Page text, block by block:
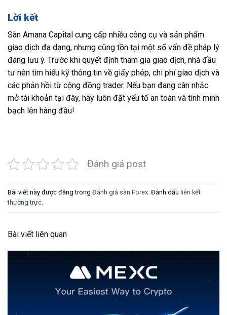
Lời kết
Sàn Amana Capital cung cấp nhiều công cụ và sản phẩm
giao dịch đa dạng, nhưng cũng tồn tại một số vấn đề pháp lý
đáng lưu ý. Trước khi quyết định tham gia giao dịch, nhà đầu
tư nên tìm hiểu kỹ thông tin về giấy phép, chi phí giao dịch và
các phản hồi từ cộng đồng trader. Nếu bạn đang cân nhắc
mở tài khoản tại đây, hãy luôn đặt yếu tố an toàn và tính minh
bạch lên hàng đầu!
Đánh giá post
Bài viết này được đăng trong Đánh giá sàn Forex. Đánh dấu liên kết
thường trực.
Bài viết liên quan